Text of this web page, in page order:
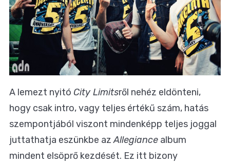
A lemezt nyitó City Limitsről nehéz eldönteni,
hogy csak intro, vagy teljes értékű szám, hatás
szempontjából viszont mindenképp teljes joggal
juttathatja eszünkbe azAllegiance album
mindent elsöprő kezdését. Ez itt bizony